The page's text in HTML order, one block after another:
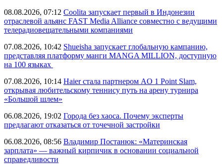
08.08.2026, 07:12 Coolita запускает первый в Индонезии
отраслевой альянс FAST Media Alliance совместно с ведущими
телерадиовещательными компаниями
07.08.2026, 10:42 Shueisha запускает глобальную кампанию,
представляя платформу манги MANGA MILLION, доступную
на 100 языках
07.08.2026, 10:14 Haier стала партнером AO 1 Point Slam,
открывая любительскому теннису путь на арену турнира
«Большой шлем»
06.08.2026, 19:02 Города без хаоса. Почему эксперты
предлагают отказаться от точечной застройки
06.08.2026, 08:56 Владимир Постанюк: «Материнская
зарплата» — важный кирпичик в основании социальной
справедливости